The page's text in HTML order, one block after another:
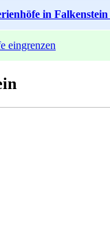
in Falkenstein
eingrenzen